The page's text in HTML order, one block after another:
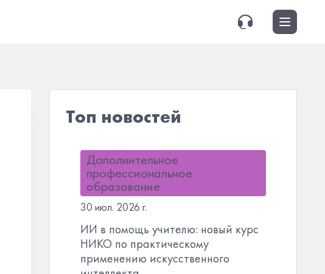
Топ новостей
Дополнительное
профессиональное
образование
30 июл. 2026 г.
ИИ в помощь учителю: новый курс
НИКО по практическому
применению искусственного